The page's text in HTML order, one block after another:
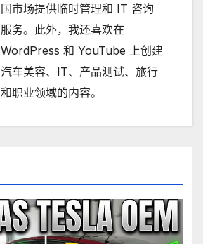
国市场提供临时管理和 IT 咨询
服务。此外，我还喜欢在
WordPress 和 YouTube 上创建
汽车美容、IT、产品测试、旅行
和职业领域的内容。